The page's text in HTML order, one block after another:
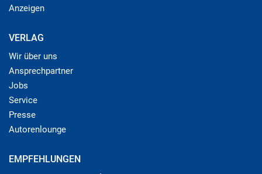
Anzeigen
VERLAG
Wir über uns
Ansprechpartner
Jobs
Service
Presse
Autorenlounge
EMPFEHLUNGEN